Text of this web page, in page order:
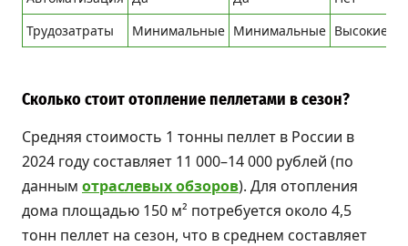
Трудозатраты
Минимальные Минимальные Высокие
Сколько стоит отопление пеллетами в сезон?
Средняя стоимость 1 тонны пеллет в России в
2024 году составляет 11 000–14 000 рублей (по
данным отраслевых обзоров). Для отопления
дома площадью 150 м² потребуется около 4,5
тонн пеллет на сезон, что в среднем составляет